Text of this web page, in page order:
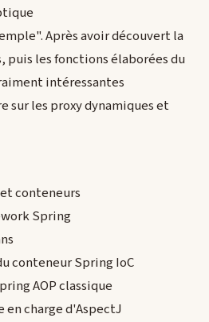
Après avoir découvert la
puis les fonctions élaborées du
intéressantes
sur les proxy dynamiques et
conteneurs
Spring
conteneur Spring IoC
AOP classique
en charge d'AspectJ